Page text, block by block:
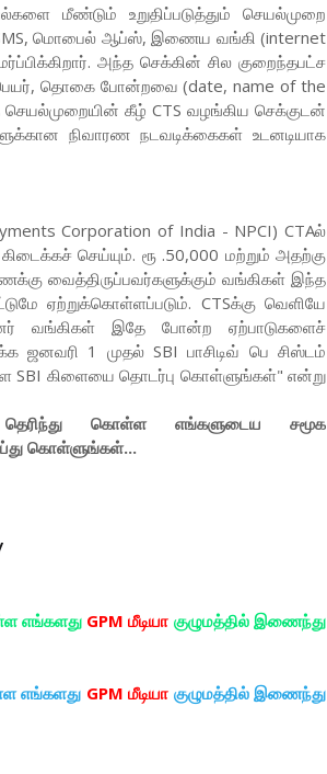
மீண்டும் உறுதிப்படுத்தும் செயல்முறை
SMS, மொபைல் ஆப்ஸ், இணைய வங்கி (internet
அந்த செக்கின் சில குறைந்தபட்ச
தொகை போன்றவை (date, name of the
கீழ் CTS வழங்கிய செக்குடன்
நிவாரண நடவடிக்கைகள் உடனடியாக
Corporation of India - NPCI) CTAல்
செய்யும். ரூ .50,000 மற்றும் அதற்கு
வைத்திருப்பவர்களுக்கும் வங்கிகள் இந்த
ஏற்றுக்கொள்ளப்படும். CTSக்கு வெளியே
வங்கிகள் இதே போன்ற ஏற்பாடுகளைச்
ஜனவரி 1 முதல் SBI பாசிடிவ் பெ சிஸ்டம்
SBI கிளையை தொடர்பு கொள்ளுங்கள்" என்று
தெரிந்து கொள்ளஎங்களுடைய சமூக
கொள்ளுங்கள்...
எங்களது GPM மீடியா குழுமத்தில் இணைந்து
எங்களது GPM மீடியா குழுமத்தில் இணைந்து